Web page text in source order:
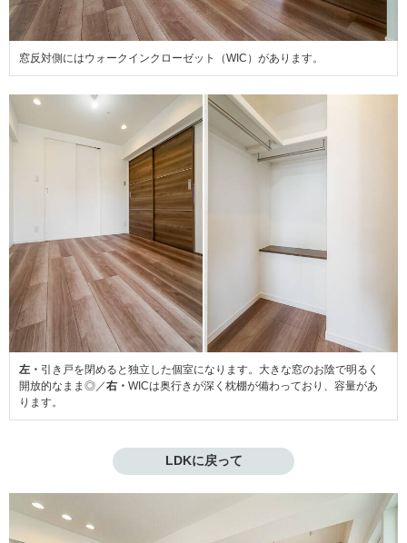
窓反対側にはウォークインクローゼット（WIC）があります。
左・ 引き戸を閉めると独立した個室になります。大きな窓のお陰で明るく
開放的なまま◎／右・ WICは奥行きが深く枕棚が備わっており、容量があ
ります。
LDKに戻って